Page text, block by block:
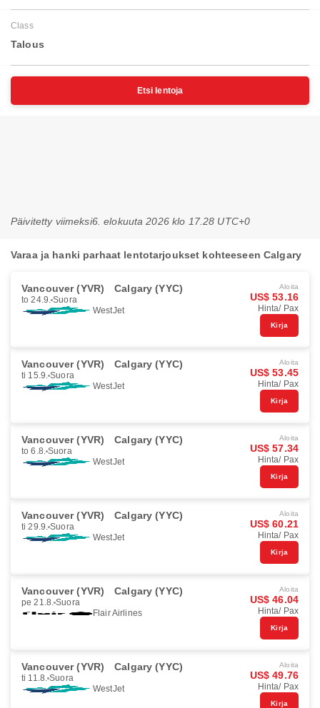
Class
Talous
Etsi lentoja
Päivitetty viimeksi6. elokuuta 2026 klo 17.28 UTC+0
Varaa ja hanki parhaat lentotarjoukset kohteeseen Calgary
Vancouver (YVR) Calgary (YYC)
to 24.9. Suora
WestJet
Aloita
US$ 53.16
Hinta/ Pax
Kirja
Vancouver (YVR) Calgary (YYC)
ti 15.9. Suora
WestJet
Aloita
US$ 53.45
Hinta/ Pax
Kirja
Vancouver (YVR) Calgary (YYC)
to 6.8. Suora
WestJet
Aloita
US$ 57.34
Hinta/ Pax
Kirja
Vancouver (YVR) Calgary (YYC)
ti 29.9. Suora
WestJet
Aloita
US$ 60.21
Hinta/ Pax
Kirja
Vancouver (YVR) Calgary (YYC)
pe 21.8. Suora
Flair Airlines
Aloita
US$ 46.04
Hinta/ Pax
Kirja
Vancouver (YVR) Calgary (YYC)
ti 11.8. Suora
WestJet
Aloita
US$ 49.76
Hinta/ Pax
Kirja